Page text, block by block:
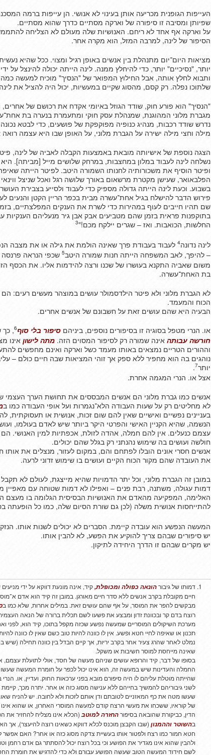
העייפות הגופנית מכריעה אותן בעינוי לא אנושי. הן עייפות ברמה
שפיותן ומסיבה זו סיפורה של וארקה מסתיים כדרך שהוא מסתיים.
על וארקה אף אחד לא ריחם. האנושיות שלה מעולם לא הצליחה
הסיפור של לינה, למרבה המזל, הוא מקרה אחר.
מציאות היום־יום מתנהלת בין אנשים באופן רגיל ומצוי. ככל שהיא
יותר, "נסיכיים" יותר, כדי להיחלץ ממנה. לינה הייתה יכולה להינצל
ותבוא לחלץ אותה, אבל החילוץ המפואר של "הנסיך" מוכיח למעשה
שלתוכו נפלה. רק קסם, מהסוג שקיים במעשיות, יכול היה להציל את
"הנסיך" הוא פורע חוק, שודד הגוזל באיומי אקדח את רכושם של אחרים,
מגברת מלוני המהוגנת, שמנהלת עסק חוקי ומתעמרת בנערה בת
נדרש שודד רכבות, מנהיג כנופיה מפוקפקת של פושעים, כדי לבטא נכונה
מילה וחצי מילה ישירה על הגברת מלוני, על האופן שבו היא עצמה
הצגה נוספת של אישיותה מובאת באמצעות הקבלה לאביה של לינה,
נשלחה לינה לעבוד במלון במחצבות, במרחק שלושים מייל [מביתה].
ופיטר הוסיף את משכורותיה לחנותו השמורה היטב. לפיטר הייתה
הפלבאואר, שעישן מקטרת מרשאום באורך שלושה רגל ואכל שניצל
בשבוע. וכעת לינה הייתה גדולה מספיק כדי לעבוד ולסייע בצבירת
פירוש הדבר להישלח בגיל אחת־עשרה מבית בכפר הריין הקטן והנעים
שם תהיו חייבים לעוף במהירות כדי לשרת את הענקים המפלצתיים,
בתוקפנות פראית בזמן שהם מטביעים אבק אבן גיר מנעליהם
החלשות, הכואבות. ואז – שגרים יילקח מכם!"3
לינה נדונה4 לעבוד בעבודת פרך שאינה הולמת את גילה או את מצבה
– להיפך, לאב המשפחה הייתה חנות שמורה היטב5 שכפי הנראה
משום שאביה התקנא בעושרו של שכנו ורצה להידמות אליו. את הכסף
בת האחת־עשרה.
לא הגברת מלוני ולא פיטר הילדסמולר עושים במוצהר מעשים רעים:
הכוח והמעמד.
הבעיה היא שהם עושים זאת על חשבונם של אנשים אחרים.
או. הנרי מטפל בסוגיה זו בסיפורים נוספים, ביניהם סיפור בלי סוף6, כך
חורשה עבותה אינה שמורה רק לסיפור המסוים הזה. מתה לישון אינו
וההורים הטריים נמצאים באותו מעמד כשל וארקה ואינם מחפשים
נוהגים בה הוא מחפיר ללא ספק אך זוהי המציאות שבה חיים כולם –
יותר7
.
אצל או. הנרי המגמה אחרת.
אנשים כמו גברת מלוני הם אנשים המבססים את תחושת הערך העצמי
לא מחליטים רק על שעות העבודה הלא־נגמרות ועל אופי העבודה כמו ב
בעניינים נפשיים ואישיים שאין להם שום זכות, אנושית או
הנשמה, שהיא הקניין האישי והפרטי היקר ביותר שיש לאדם בעולמו,
עצמם כנעלים. אין להם חמלה, אהדה לזולת, אכפתיות למין האנושי.
חולשה ועושים בה שימוש נהנתני רק בגלל שהם יכולים.
אנשים חסרי אונים הובלו לפתחם והם, במקום לעזור, מנצלים את אותו
את העובדה שהם מקור הכוח הקיים ועושים בו שימוש זדוני לרעה.
במובן זה הגברת מלוני, וכל יתר הדמויות שהיא מייצגת, לעולם לא
דמות עגולה, משתנה, רבת פנים – ואפילו לא דמות שטוחה עם מאפיין
האלימה, המפקיעה מהאדם את האנושיות הבסיסית הגלומה בו מעצם
להתייחסות אנושית משלה (לכן גם שורת הסיום שלה, כמו כל הופעתה
המעשה הנפשע הוא עובדה קיימת. הסברים לא יכולים לשנות אותו. הנזק
יש סיפורים שבהם צריך להוקיע את הפשע, לא להבין אותו.
יש מקרים שבהם זו הדרך היחידה לתיקון.
דמותו של גיבורהונאה כפולה ומכופלת,קיד, אינה מונעת דווקא על ידי
חיים מקובלת בקרב אנשים ללא סדר חיים מאורגן. במובן זה קיד הוא אדם
מבקשים להפר את המוסר, על אף שהם עושים זאת. במילים אחרות, שלא כמו ב
רוצח בדם קר ובכוונת זדון ומבצע את פשעו לשם תכלית ברורה של הנאה
מערכת השיקולים המוסריים שמעשה נפשע שכזה מקפל בתוכו, קיד הוא, לפני
תכנון או שאיפה לחיי חטא ופשע. אין לו כוונה להיות טוב כשם שאין לו כוונה
נמלט לאחר שהרג צעיר אחר בקרב יריות, אך קיים הבדל בין כוונה תחילה (שיש
שאינה מייחסת למוסר חשיבות או משקל.
בסופו של דבר, קיד והרופא עושים שניהם מעשה של חסד, אולי לתועלת עצמם,
החמלה והעדינות שיש במעשה זה, הוא אינו יכול לכפר על חומרת המעשה שעשו
שהייתה מוטלת עליהם לו היה סיפורם מובא בפני ערכאות החוק. ועדיין, או.
לשני גיבוריהם להמשיך בחייהם ללא ענישה מסוג כזה או אחר. יתרה מכך,
שעשו מטה את כף המאזניים לטובתם ודן אותם לזכות ולא לחובה. יש להניח שאו.
של קוראיו, ששכחו את מעשי הרצח קודם למעשה המוסרי האחרון, או שהוא
הדין, כביקורת שהובאה בסיפורהחזרה למוטב (הכלא אינו מצליח להחזיר את
בהשוטר וההמנון (שבו הקבצן מוכנס לכלא דווקא כשאינו רוצה להיעצר), אך
חטא חמור כמו רצח ולפטור אותו בעשיית צדקה מסוג כזה או אחר? האם
ולהבין שהוא אינו מגדיר את הפושע וכי בכל רוצח יכול להסתתר גם אדם רחמן
לשם חידוד המעשה הטוב שעשה הפושע עבורם ולא כדי להדגיש את חומרת